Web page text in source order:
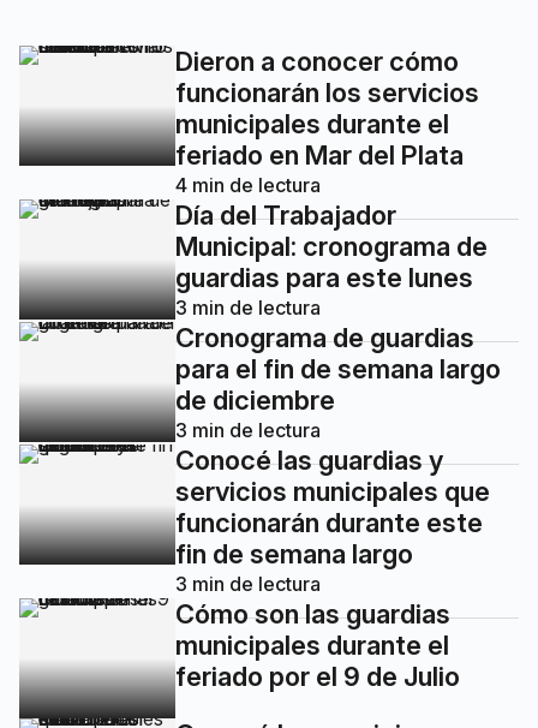
Dieron a conocer cómo
funcionarán los servicios
municipales durante el
feriado en Mar del Plata
4 min de lectura
Día del Trabajador
Municipal: cronograma de
guardias para este lunes
3 min de lectura
Cronograma de guardias
para el fin de semana largo
de diciembre
3 min de lectura
Conocé las guardias y
servicios municipales que
funcionarán durante este
fin de semana largo
3 min de lectura
Cómo son las guardias
municipales durante el
feriado por el 9 de Julio